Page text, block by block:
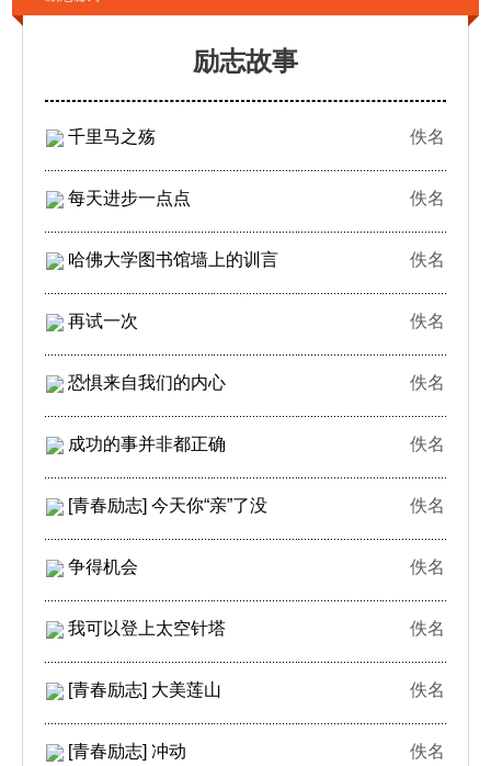
励志故事
千里马之殇 佚名
每天进步一点点 佚名
哈佛大学图书馆墙上的训言 佚名
再试一次 佚名
恐惧来自我们的内心 佚名
成功的事并非都正确 佚名
[青春励志] 今天你“亲”了没 佚名
争得机会 佚名
我可以登上太空针塔 佚名
[青春励志] 大美莲山 佚名
[青春励志] 冲动 佚名